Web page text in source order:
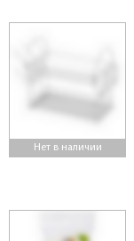
Нет в наличии